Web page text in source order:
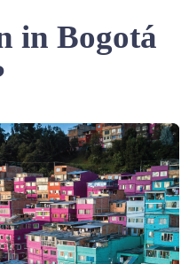
in Bogotá